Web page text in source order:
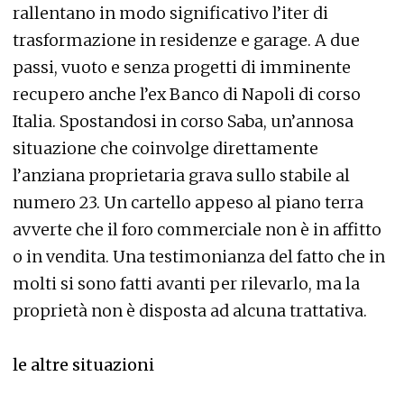
rallentano in modo significativo l’iter di
trasformazione in residenze e garage. A due
passi, vuoto e senza progetti di imminente
recupero anche l’ex Banco di Napoli di corso
Italia. Spostandosi in corso Saba, un’annosa
situazione che coinvolge direttamente
l’anziana proprietaria grava sullo stabile al
numero 23. Un cartello appeso al piano terra
avverte che il foro commerciale non è in affitto
o in vendita. Una testimonianza del fatto che in
molti si sono fatti avanti per rilevarlo, ma la
proprietà non è disposta ad alcuna trattativa.
le altre situazioni